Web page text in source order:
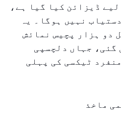
ڈیزائن کیا گیا ہے،
نہیں ہوگا۔ یہ
دو ہزار پچیس نمائش
گئی، جہاں دلچسپی
ٹیکسی کی پہلی
ماخذ